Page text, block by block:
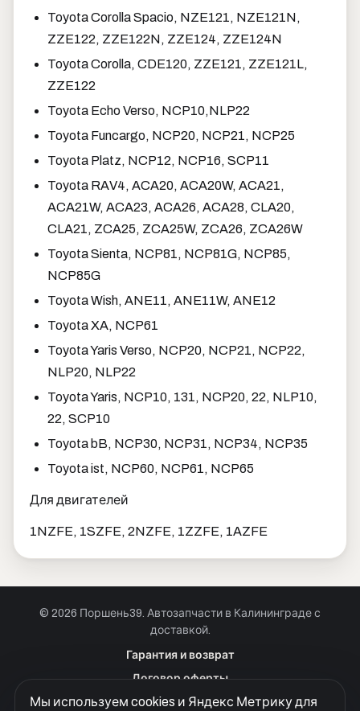
Toyota Corolla Spacio, NZE121, NZE121N,
ZZE122, ZZE122N, ZZE124, ZZE124N
Toyota Corolla, CDE120, ZZE121, ZZE121L,
ZZE122
Toyota Echo Verso, NCP10,NLP22
Toyota Funcargo, NCP20, NCP21, NCP25
Toyota Platz, NCP12, NCP16, SCP11
Toyota RAV4, ACA20, ACA20W, ACA21,
ACA21W, ACA23, ACA26, ACA28, CLA20,
CLA21, ZCA25, ZCA25W, ZCA26, ZCA26W
Toyota Sienta, NCP81, NCP81G, NCP85,
NCP85G
Toyota Wish, ANE11, ANE11W, ANE12
Toyota XA, NCP61
Toyota Yaris Verso, NCP20, NCP21, NCP22,
NLP20, NLP22
Toyota Yaris, NCP10, 131, NCP20, 22, NLP10,
22, SCP10
Toyota bB, NCP30, NCP31, NCP34, NCP35
Toyota ist, NCP60, NCP61, NCP65
Для двигателей
1NZFE, 1SZFE, 2NZFE, 1ZZFE, 1AZFE
© 2026 Поршень39. Автозапчасти в Калининграде с
доставкой.
Гарантия и возврат
Договор оферты
Куки
Мы используем cookies и Яндекс Метрику для
+7 901 390 0 390
Позвонить · Красноярск
+7 901 390 0 390